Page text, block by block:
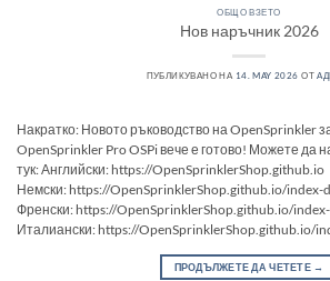
ОБЩО ВЗЕТО
Нов наръчник 2026
ПУБЛИКУВАНО НА 14. MAY 2026 ОТ
Накратко: Новото ръководство на OpenSprinkler
OpenSprinkler Pro OSPi вече е готово! Можете да
тук: Английски: https://OpenSprinklerShop.github.io
Немски: https://OpenSprinklerShop.github.io/index-
Френски: https://OpenSprinklerShop.github.io/
Италиански: https://OpenSprinklerShop.github.io/
ПРОДЪЛЖЕТЕ ДА ЧЕТЕТЕ →